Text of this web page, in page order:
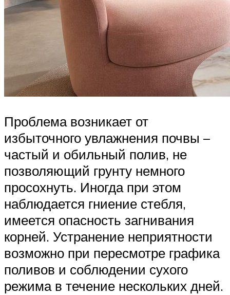
Проблема возникает от
избыточного увлажнения почвы –
частый и обильный полив, не
позволяющий грунту немного
просохнуть. Иногда при этом
наблюдается гниение стебля,
имеется опасность загнивания
корней. Устранение неприятности
возможно при пересмотре графика
поливов и соблюдении сухого
режима в течение нескольких дней.